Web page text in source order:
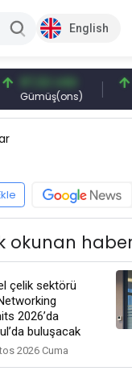
English
USD 96,27
(CME)
okunan
çelik sektörü
2026’da
buluşacak
2026 Cuma